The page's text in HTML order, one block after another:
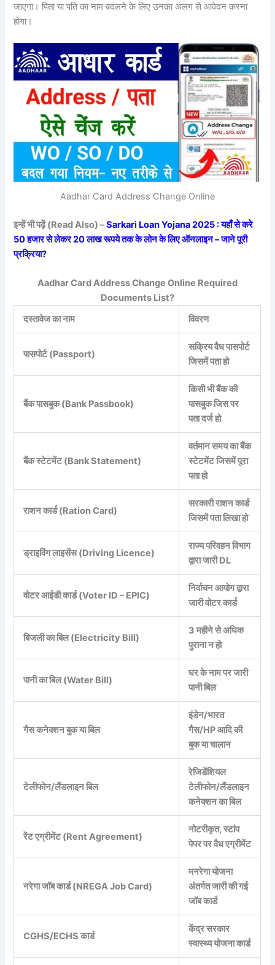
जाएगा। पिता या पति का नाम बदलने के लिए उनका अलग से आवेदन करना
होगा।
Aadhar Card Address Change Online
इन्हें भी पढ़ें (Read Also) –Sarkari Loan Yojana 2025 : यहाँ से करे
50 हजार से लेकर 20 लाख रूपये तक के लोन के लिए ऑनलाइन – जाने पूरी
प्रक्रिया?
Aadhar Card Address Change Online Required
Documents List?
दस्तावेज का नाम
विवरण
पासपोर्ट (Passport)
सक्रिय वैध पासपोर्ट
जिसमें पता हो
बैंक पासबुक (Bank Passbook)
किसी भी बैंक की
पासबुक जिस पर
पता दर्ज हो
बैंक स्टेटमेंट (Bank Statement)
वर्तमान समय का बैंक
स्टेटमेंट जिसमें पूरा
पता हो
राशन कार्ड (Ration Card)
सरकारी राशन कार्ड
जिसमें पता लिखा हो
ड्राइविंग लाइसेंस (Driving Licence)
राज्य परिवहन विभाग
द्वारा जारी DL
वोटर आईडी कार्ड (Voter ID – EPIC)
निर्वाचन आयोग द्वारा
जारी वोटर कार्ड
बिजली का बिल (Electricity Bill)
3 महीने से अधिक
पुराना न हो
पानी का बिल (Water Bill)
घर के नाम पर जारी
पानी बिल
गैस कनेक्शन बुक या बिल
इंडेन/भारत
गैस/HP आदि की
बुक या चालान
टेलीफोन/लैंडलाइन बिल
रेजिडेंशियल
टेलीफोन/लैंडलाइन
कनेक्शन का बिल
रेंट एग्रीमेंट (Rent Agreement)
नोटरीकृत, स्टांप
पेपर पर वैध एग्रीमेंट
नरेगा जॉब कार्ड (NREGA Job Card)
मनरेगा योजना
अंतर्गत जारी की गई
जॉब कार्ड
CGHS/ECHS कार्ड
केंद्र सरकार
स्वास्थ्य योजना कार्ड